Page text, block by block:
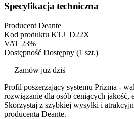
Specyfikacja techniczna
Producent Deante
Kod produktu KTJ_D22X
VAT 23%
Dostępność Dostępny (1 szt.)
— Zamów już dziś
Profil poszerzający systemu Prizma -
rozwiązanie dla osób ceniących jakość,
Skorzystaj z szybkiej wysyłki i
producenta Deante.